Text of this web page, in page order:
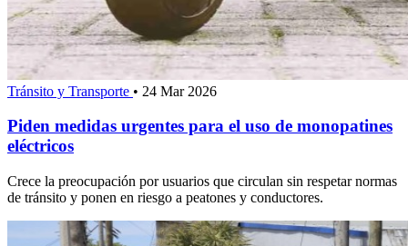
Tránsito y Transporte • 24 Mar 2026
Piden medidas urgentes para el uso de monopatines
eléctricos
Crece la preocupación por usuarios que circulan sin respetar normas
de tránsito y ponen en riesgo a peatones y conductores.